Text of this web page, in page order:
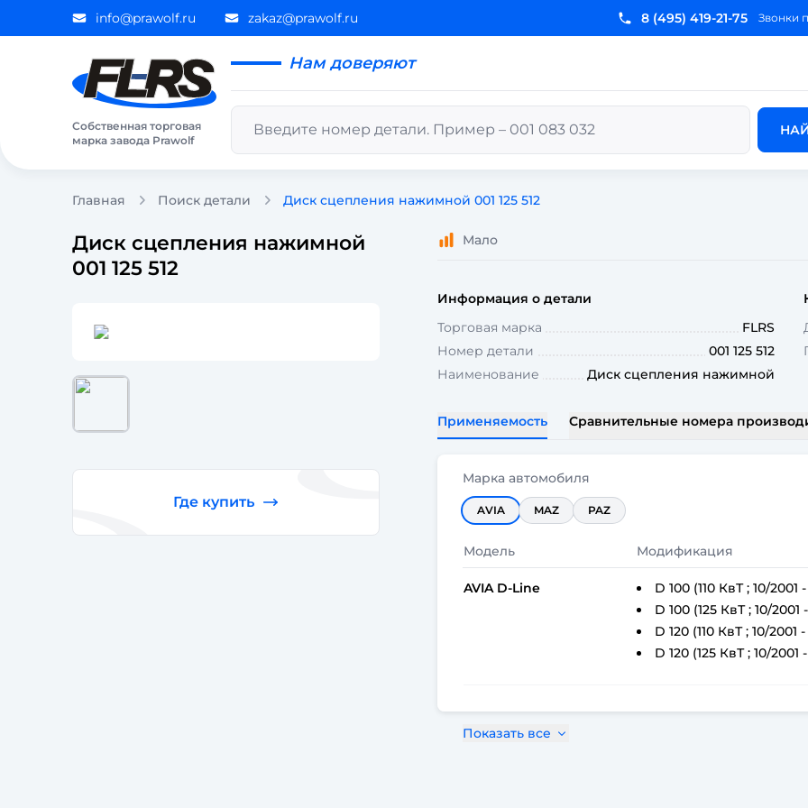
info@prawolf.ru zakaz@prawolf.ru 8 (495) 419-21-75 Звонки
Собственная торговая
марка завода Prawolf
Нам доверяют
Главная Поиск детали Диск сцепления нажимной 001 125 512
Диск сцепления нажимной
001 125 512
Где купить
Мало
Информация о детали
Торговая марка
FLRS
Номер детали
001 125 512
Наименование
Диск сцепления нажимной
Применяемость Сравнительные номера
Марка автомобиля
AVIA MAZ PAZ
Модель Модификация
AVIA D-Line
D 100 (110 КвТ ; 10/2001
D 100 (125 КвТ ; 10/2001
D 120 (110 КвТ ; 10/2001 -
D 120 (125 КвТ ; 10/2001
Показать все